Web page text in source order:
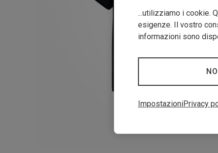
...utilizziamo i cookie.
esigenze. Il vostro
informazioni sono
ImpostazioniPrivacy